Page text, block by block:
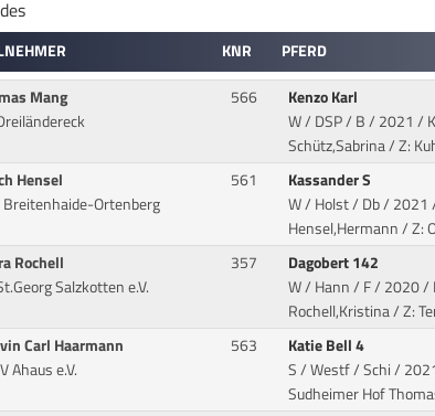
KNR PFERD
Mang
566
Kenzo Karl
W / DSP / B / 2021 /
Schütz,Sabrina / Z:
Hensel
Breitenhaide-Ortenberg
561
Kassander S
W / Holst / Db / 2021
Hensel,Hermann / Z:
Rochell
Salzkotten e.V.
357
Dagobert 142
W / Hann / F / 2020 /
Rochell,Kristina / Z:
Carl Haarmann
Ahaus e.V.
563
Katie Bell 4
S / Westf / Schi /
Sudheimer Hof